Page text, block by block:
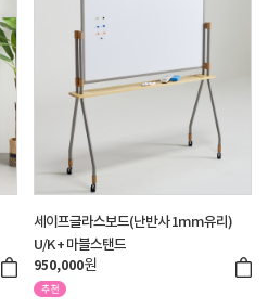
세이프글라스보드(난반사 1mm유리)
U/K + 마블스탠드
950,000원